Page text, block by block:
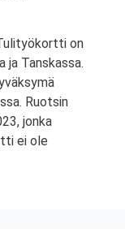
on
ja Tanskassa.
Ruotsin
jonka
ei ole